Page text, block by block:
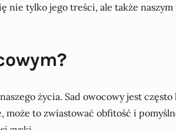
nie tylko jego treści, ale także
życia. Sad owocowy jest
może to zwiastować obfitość i